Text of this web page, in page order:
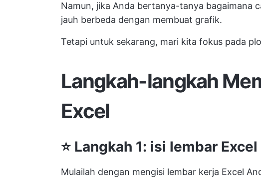
Namun, jika Anda bertanya-tanya bagaimana
jauh berbeda dengan membuat grafik.
Tetapi untuk sekarang, mari kita fokus pada
Langkah-langkah
Excel
⭐️ Langkah 1: isi lembar
Mulailah dengan mengisi lembar kerja Excel